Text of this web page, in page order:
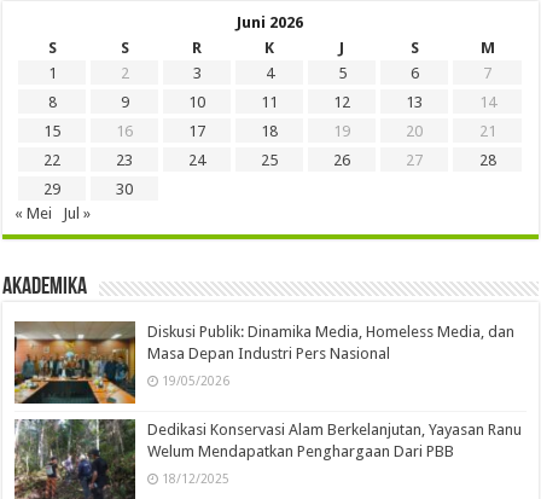
Juni 2026
S
S R K J S
M
1
2 3 4 5 6
7
8
9 10 11 12 13
14
15
16 17 18 19 20
21
22
23 24 25 26 27
28
29
30
« Mei
Jul »
Akademika
Diskusi Publik: Dinamika Media, Homeless Media, dan
Masa Depan Industri Pers Nasional
19/05/2026
Dedikasi Konservasi Alam Berkelanjutan, Yayasan Ranu
Welum Mendapatkan Penghargaan Dari PBB
18/12/2025